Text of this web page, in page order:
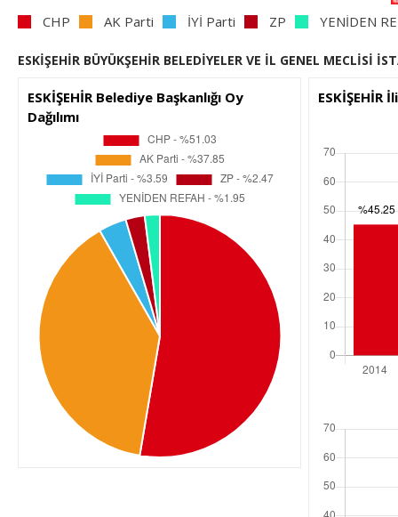
CHP AK Parti İYİ Parti ZP YENİDEN
ESKİŞEHİR BÜYÜKŞEHİR BELEDİYELER VE İL GENEL MECLİSİ
ESKİŞEHİR Belediye Başkanlığı Oy
Dağılımı
ESKİŞEHİR